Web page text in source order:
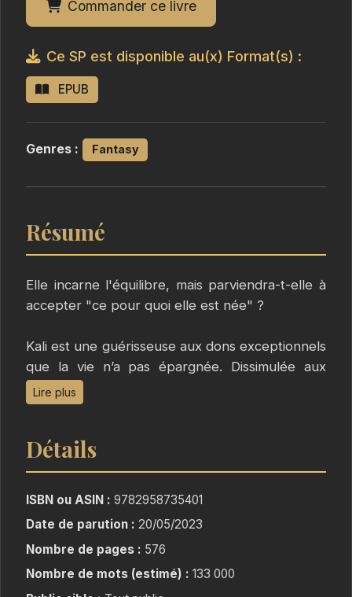
Commander ce livre
Ce SP est disponible au(x) Format(s) :
EPUB
Genres : Fantasy
Résumé
Elle incarne l'équilibre, mais parviendra-t-elle à
accepter "ce pour quoi elle est née" ?
Kali est une guérisseuse aux dons exceptionnels
que la vie n’a pas épargnée. Dissimulée aux
yeux de tous par un père paranoïaque depuis
sa naissance, elle se retrouve propulsée,
d’embûches pour connaître ses origines.
Des origines tout droit sorties des légendes du
Par accident, Kali tombe sur une lettre
posthume de sa mère, morte en couche, qui va
changer à jamais sa vision étriquée du monde.
Dès lors, elle devra se confronter à la puissance
maléfique de la Cabbale, une secte ténébreuse
Lire plus
Détails
ISBN ou ASIN : 9782958735401
Date de parution : 20/05/2023
Nombre de pages : 576
Nombre de mots (estimé) : 133 000